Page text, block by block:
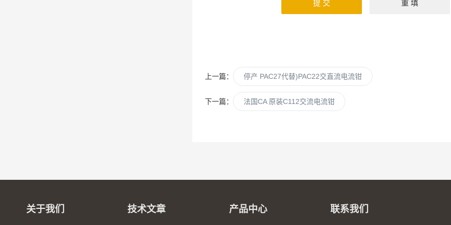
上一篇： 停产 PAC27代替)PAC22交直流电流钳
下一篇： 法国CA 原装C112交流电流钳
关于我们 技术文章 产品中心 联系我们